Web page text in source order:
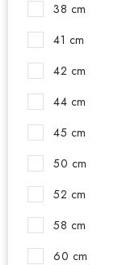
38 cm
41 cm
42 cm
44 cm
45 cm
50 cm
52 cm
58 cm
60 cm